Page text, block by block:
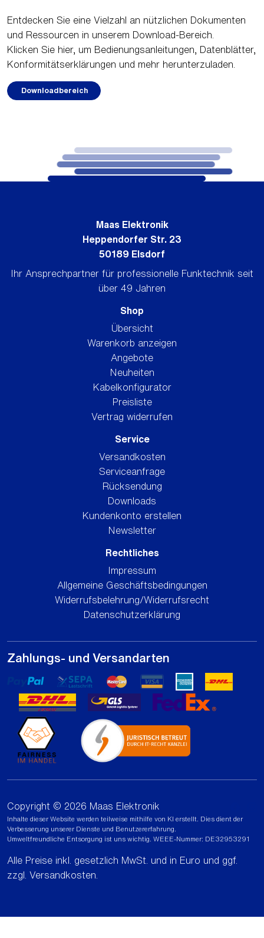
Entdecken Sie eine Vielzahl an nützlichen Dokumenten
und Ressourcen in unserem Download-Bereich.
Klicken Sie hier, um Bedienungsanleitungen, Datenblätter,
Konformitätserklärungen und mehr herunterzuladen.
Downloadbereich
Shop
Übersicht
Warenkorb anzeigen
Angebote
Neuheiten
Kabelkonfigurator
Preisliste
Vertrag widerrufen
Service
Versandkosten
Serviceanfrage
Rücksendung
Downloads
Kundenkonto erstellen
Newsletter
Rechtliches
Impressum
Allgemeine Geschäftsbedingungen
Widerrufsbelehrung/Widerrufsrecht
Datenschutzerklärung
Maas Elektronik
Heppendorfer Str. 23
50189 Elsdorf
Ihr Ansprechpartner für professionelle Funktechnik seit
über 49 Jahren
Zahlungs- und Versandarten
Copyright © 2026 Maas Elektronik
Inhalte dieser Website werden teilweise mithilfe von KI erstellt. Dies dient der
Verbesserung unserer Dienste und Benutzererfahrung.
Umweltfreundliche Entsorgung ist uns wichtig. WEEE-Nummer: DE32953291
Alle Preise inkl. gesetzlich MwSt. und in Euro und ggf.
zzgl. Versandkosten